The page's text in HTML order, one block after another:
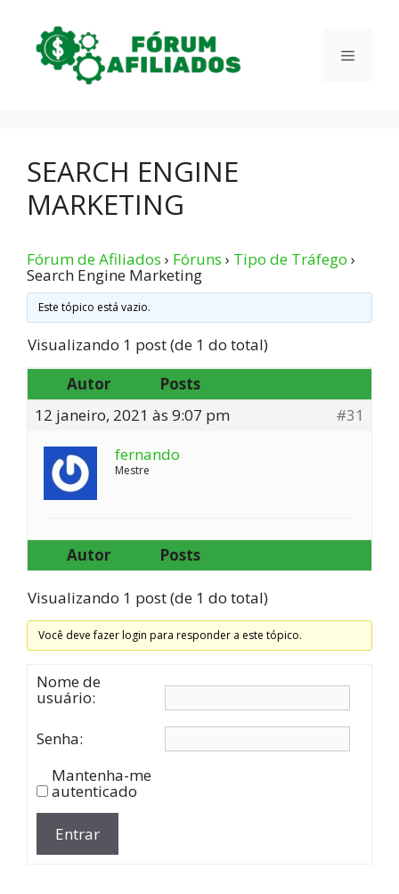
Menu
SEARCH ENGINE
MARKETING
Fórum de Afiliados › Fóruns › Tipo de Tráfego ›
Search Engine Marketing
Este tópico está vazio.
Visualizando 1 post (de 1 do total)
Autor
Posts
12 janeiro, 2021 às 9:07 pm
#31
fernando
Mestre
Autor Posts
Visualizando 1 post (de 1 do total)
Você deve fazer login para responder a este tópico.
Nome de
usuário:
Senha:
Mantenha-me
autenticado
Entrar